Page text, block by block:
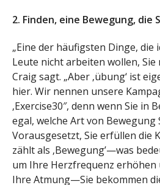
2. Finden, eine Bewegung, die
„Eine der häufigsten Dinge, die
Leute nicht arbeiten wollen,
Craig sagt. „Aber ‚übung‘ ist
hier. Wir nennen unsere
‚Exercise30″, denn wenn Sie in
egal, welche Art von Bewegung
Vorausgesetzt, Sie erfüllen die
zählt als ‚Bewegung’—was
um Ihre Herzfrequenz erhöhen
Ihre Atmung—Sie bekommen